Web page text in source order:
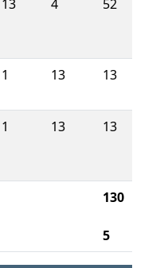
13 4 52
1 13 13
1 13 13
130
5